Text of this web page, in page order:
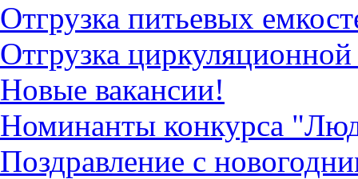
Отгрузка питьевых
Отгрузка
Новые вакансии!
Номинанты конкурса
Поздравление с